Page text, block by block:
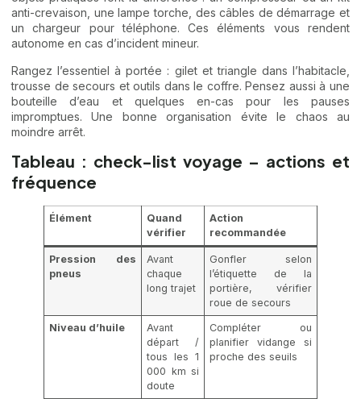
anti-crevaison, une lampe torche, des câbles de démarrage et
un chargeur pour téléphone. Ces éléments vous rendent
autonome en cas d’incident mineur.
Rangez l’essentiel à portée : gilet et triangle dans l’habitacle,
trousse de secours et outils dans le coffre. Pensez aussi à une
bouteille d’eau et quelques en-cas pour les pauses
impromptues. Une bonne organisation évite le chaos au
moindre arrêt.
Tableau : check-list voyage – actions et
fréquence
Élément
Quand
vérifier
Action
recommandée
Pression des
pneus
Avant
chaque
long trajet
Gonfler selon
l’étiquette de la
portière, vérifier
roue de secours
Niveau d’huile
Avant
départ /
tous les 1
000 km si
doute
Compléter ou
planifier vidange si
proche des seuils